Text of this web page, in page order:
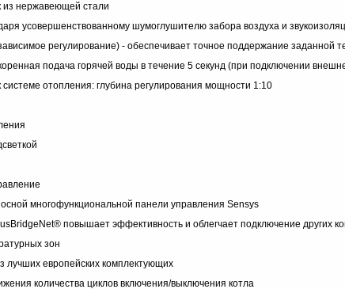
из нержавеющей стали
усовершенствованному шумоглушителю забора воздуха и
регулирование) - обеспечивает точное поддержание заданной
подача горячей воды в течение 5 секунд (при подключении
системе отопления: глубина регулирования мощности 1:10
многофункциональной панели управления Sensys
повышает эффективность и облегчает подключение других
зон
лучших европейских комплектующих
количества циклов включения/выключения котла